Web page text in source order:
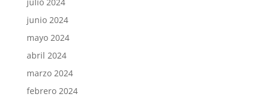
junio 2024
mayo 2024
abril 2024
marzo 2024
febrero 2024